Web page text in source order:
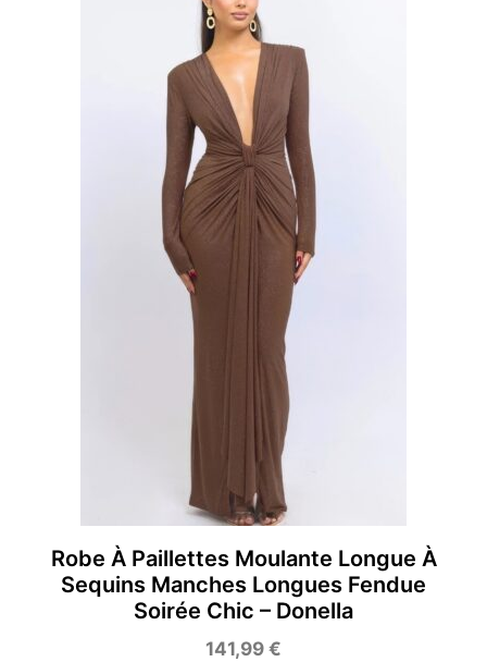
Robe À Paillettes Moulante Longue À
Sequins Manches Longues Fendue
Soirée Chic – Donella
141,99€